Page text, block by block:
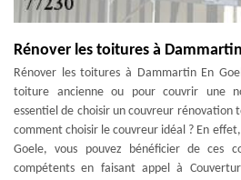
Rénover les toitures à
Rénover les toitures à Dammartin En
toiture ancienne ou pour couvrir une
essentiel de choisir un couvreur
comment choisir le couvreur idéal ? En
Goele, vous pouvez bénéficier de ces
compétents en faisant appel à